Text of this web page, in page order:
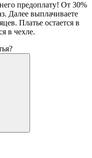
предоплату! От 30%
Далее выплачиваете
Платье остается в
в чехле.